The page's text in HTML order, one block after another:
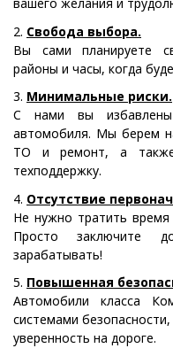
вашего желания и
Свобода выбора.
Вы сами планируете
районы и часы, когда
Минимальные риски.
С нами вы
автомобиля. Мы берем
ТО и ремонт, а также
техподдержку.
Отсутствие
Не нужно тратить время
Просто заключите
зарабатывать!
Повышенная
Автомобили класса
системами
уверенность на дороге.